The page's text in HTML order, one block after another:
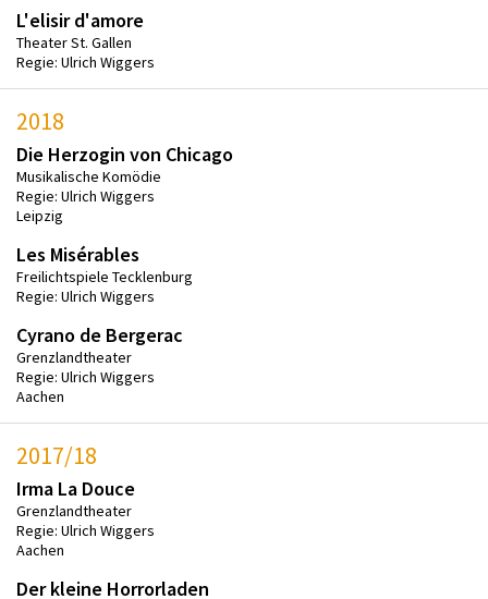
L'elisir d'amore
Theater St. Gallen
Regie: Ulrich Wiggers
2018
Die Herzogin von Chicago
Musikalische Komödie
Regie: Ulrich Wiggers
Leipzig
Les Misérables
Freilichtspiele Tecklenburg
Regie: Ulrich Wiggers
Cyrano de Bergerac
Grenzlandtheater
Regie: Ulrich Wiggers
Aachen
2017/18
Irma La Douce
Grenzlandtheater
Regie: Ulrich Wiggers
Aachen
Der kleine Horrorladen